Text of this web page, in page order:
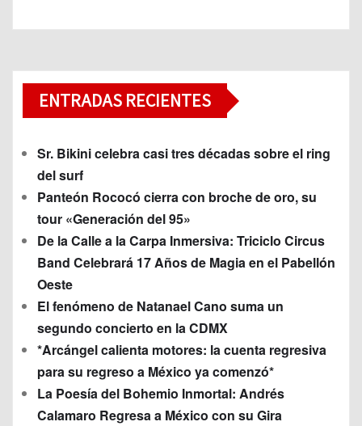
ENTRADAS RECIENTES
Sr. Bikini celebra casi tres décadas sobre el ring
del surf
Panteón Rococó cierra con broche de oro, su
tour «Generación del 95»
De la Calle a la Carpa Inmersiva: Triciclo Circus
Band Celebrará 17 Años de Magia en el Pabellón
Oeste
El fenómeno de Natanael Cano suma un
segundo concierto en la CDMX
*Arcángel calienta motores: la cuenta regresiva
para su regreso a México ya comenzó*
La Poesía del Bohemio Inmortal: Andrés
Calamaro Regresa a México con su Gira